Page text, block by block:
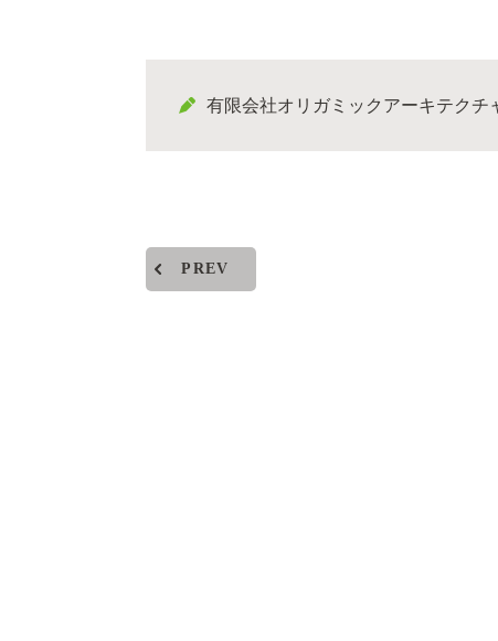
有限会社オリガミックアーキテクチ
PREV